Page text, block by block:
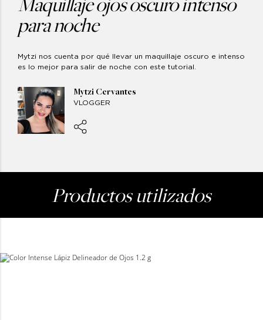
para noche
Mytzi nos cuenta por qué llevar un maquillaje oscuro e intenso
es lo mejor para salir de noche con este tutorial.
Mytzi Cervantes
VLOGGER
Productosutilizados